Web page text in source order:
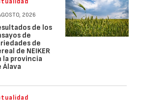
2026
de los
de
de
de NEIKER
la provincia
Álava